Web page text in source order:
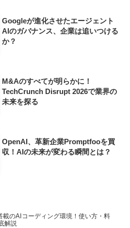
Googleが進化させたエージェント
AIのガバナンス、企業は追いつける
か？
M&Aのすべてが明らかに！
TechCrunch Disrupt 2026で業界の
未来を探る
OpenAI、革新企業Promptfooを買
収！AIの未来が変わる瞬間とは？
載のAIコーディング環境！使い方・料
解説